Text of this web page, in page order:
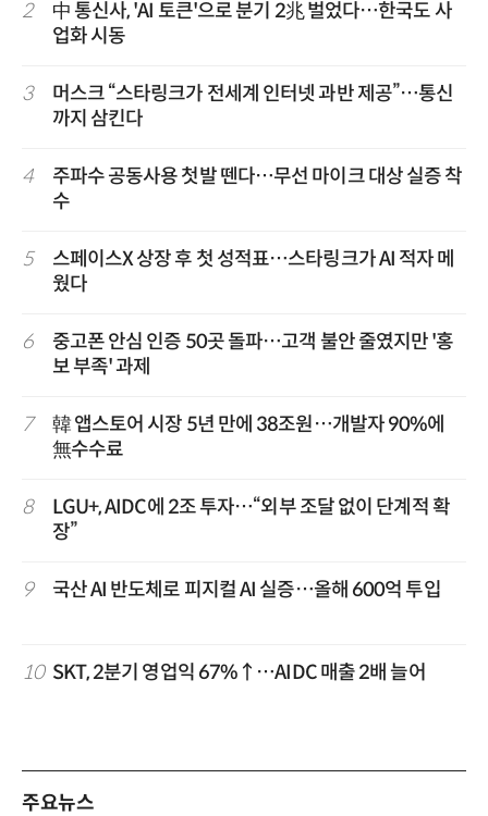
2
中 통신사, 'AI 토큰'으로 분기 2兆 벌었다…한국도 사
업화 시동
3
머스크 “스타링크가 전세계 인터넷 과반 제공”…통신
까지 삼킨다
4
주파수 공동사용 첫발 뗀다…무선 마이크 대상 실증 착
수
5
스페이스X 상장 후 첫 성적표…스타링크가 AI 적자 메
웠다
6
중고폰 안심 인증 50곳 돌파…고객 불안 줄였지만 '홍
보 부족' 과제
7
韓 앱스토어 시장 5년 만에 38조원…개발자 90%에
無수수료
8
LGU+, AIDC에 2조 투자…“외부 조달 없이 단계적 확
장”
9 국산 AI 반도체로 피지컬 AI 실증…올해 600억 투입
10 SKT, 2분기 영업익 67%↑…AIDC 매출 2배 늘어
주요뉴스